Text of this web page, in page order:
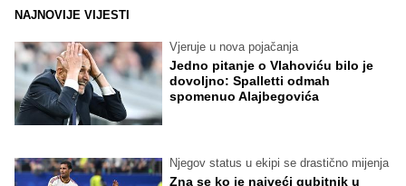
NAJNOVIJE VIJESTI
Vjeruje u nova pojačanja
Jedno pitanje o Vlahoviću bilo je
dovoljno: Spalletti odmah
spomenuo Alajbegovića
Njegov status u ekipi se drastično mijenja
Zna se ko je najveći gubitnik u